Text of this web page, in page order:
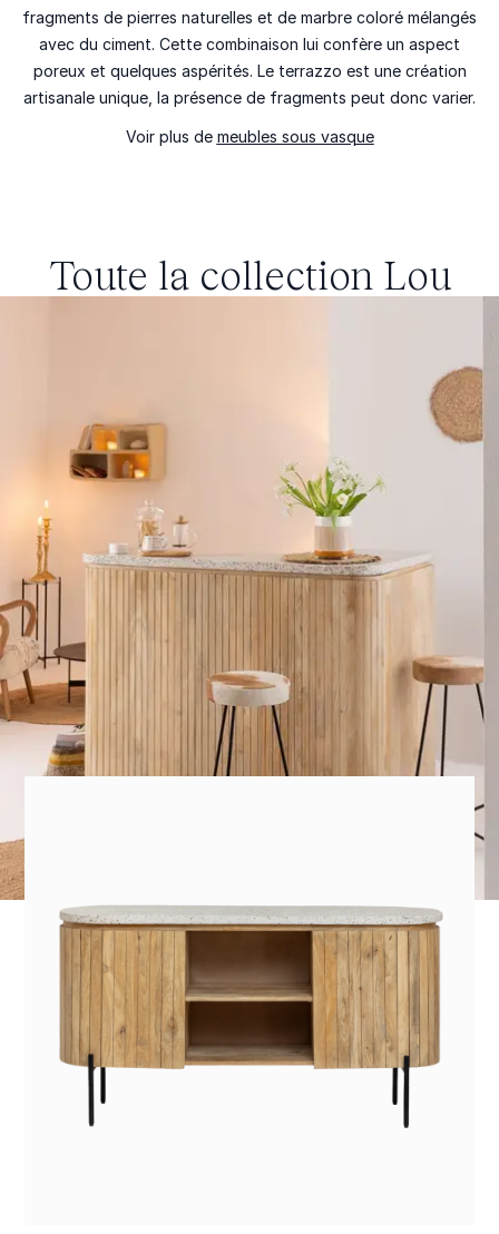
fragments de pierres naturelles et de marbre coloré mélangés
avec du ciment. Cette combinaison lui confère un aspect
poreux et quelques aspérités. Le terrazzo est une création
artisanale unique, la présence de fragments peut donc varier.
Voir plus de meubles sous vasque
Toute la collection Lou